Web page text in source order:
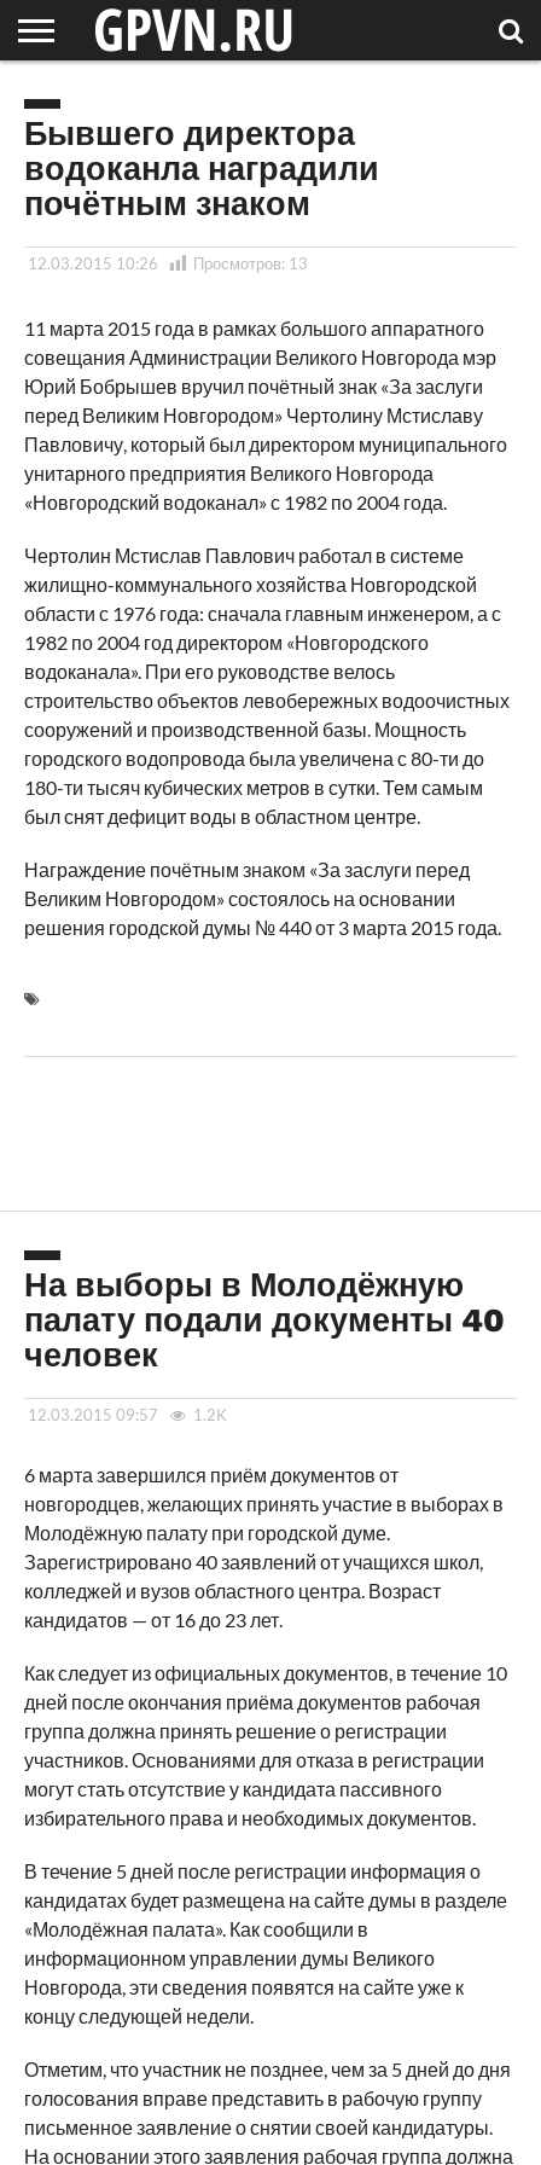
ОБЛАСТЬ
НОВОСТИ
РОССИЯ
СПЕЦПРОЕКТЫ
БЛОГ
СТАТЬИ
ФОТОРЕПОРТАЖИ
ИНТЕРВЬЮ
ОБЪЕКТЫ
ПОДБОРКИ
Бывшего директора
водоканла наградили
почётным знаком
12.03.2015 10:26 Просмотров: 13
11 марта 2015 года в рамках большого аппаратного
совещания Администрации Великого Новгорода мэр
Юрий Бобрышев вручил почётный знак «За заслуги
перед Великим Новгородом» Чертолину Мстиславу
Павловичу, который был директором муниципального
унитарного предприятия Великого Новгорода
«Новгородский водоканал» с 1982 по 2004 года.
Чертолин Мстислав Павлович работал в системе
жилищно-коммунального хозяйства Новгородской
области с 1976 года: сначала главным инженером, а с
1982 по 2004 год директором «Новгородского
водоканала». При его руководстве велось
строительство объектов левобережных водоочистных
сооружений и производственной базы. Мощность
городского водопровода была увеличена с 80-ти до
180-ти тысяч кубических метров в сутки. Тем самым
был снят дефицит воды в областном центре.
Награждение почётным знаком «За заслуги перед
Великим Новгородом» состоялось на основании
решения городской думы № 440 от 3 марта 2015 года.
На выборы в Молодёжную
палату подали документы 40
человек
12.03.2015 09:57 1.2K
6 марта завершился приём документов от
новгородцев, желающих принять участие в выборах в
Молодёжную палату при городской думе.
Зарегистрировано 40 заявлений от учащихся школ,
колледжей и вузов областного центра. Возраст
кандидатов — от 16 до 23 лет.
Как следует из официальных документов, в течение 10
дней после окончания приёма документов рабочая
группа должна принять решение о регистрации
участников. Основаниями для отказа в регистрации
могут стать отсутствие у кандидата пассивного
избирательного права и необходимых документов.
В течение 5 дней после регистрации информация о
кандидатах будет размещена на сайте думы в разделе
«Молодёжная палата». Как сообщили в
информационном управлении думы Великого
Новгорода, эти сведения появятся на сайте уже к
концу следующей недели.
Отметим, что участник не позднее, чем за 5 дней до дня
голосования вправе представить в рабочую группу
письменное заявление о снятии своей кандидатуры.
На основании этого заявления рабочая группа должна